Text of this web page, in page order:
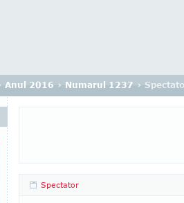
Anul 2016 › Numarul 1237 ›
Spectator